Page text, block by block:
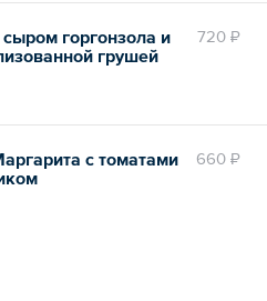
720 ₽
горгонзола и
грушей
660 ₽
с томатами